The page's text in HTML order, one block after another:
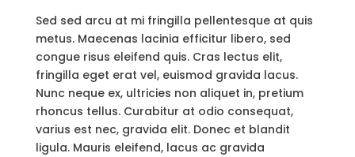
Sed sed arcu at mi fringilla pellentesque at quis
metus. Maecenas lacinia efficitur libero, sed
congue risus eleifend quis. Cras lectus elit,
fringilla eget erat vel, euismod gravida lacus.
Nunc neque ex, ultricies non aliquet in, pretium
rhoncus tellus. Curabitur at odio consequat,
varius est nec, gravida elit. Donec et blandit
ligula. Mauris eleifend, lacus ac gravida